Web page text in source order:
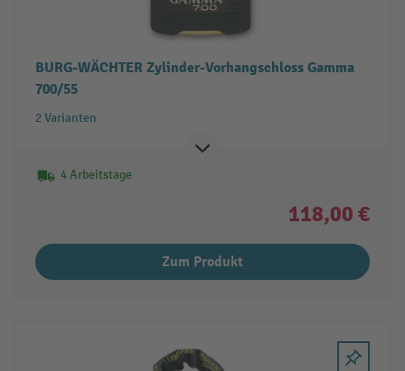
BURG-WÄCHTER Zylinder-Vorhangschloss Gamma
700/55
2 Varianten
4 Arbeitstage
118,00 €
Zum Produkt